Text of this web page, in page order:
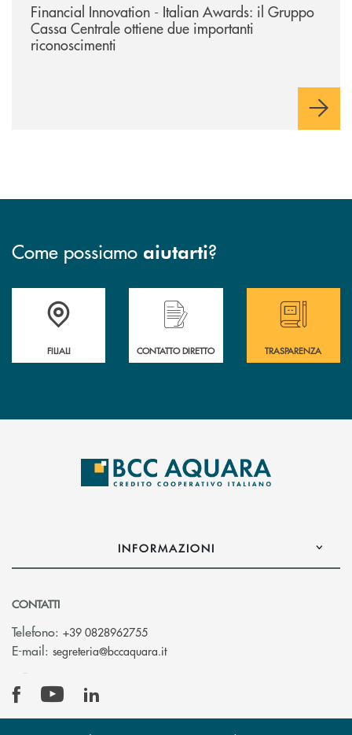
Financial Innovation - Italian Awards: il Gruppo
Cassa Centrale ottiene due importanti
riconoscimenti
Come possiamo aiutarti?
Trova la filiale più vicina a te
FILIALI
Hai bisogno di assistenza immediata ?
CONTATTO DIRETTO
Hai bisogno di
TRASPARENZA
INFORMAZIONI
CONTATTI
Telefono: +39 0828962755
E-mail: segreteria@bccaquara.it(si apre l’app di posta elettronica)